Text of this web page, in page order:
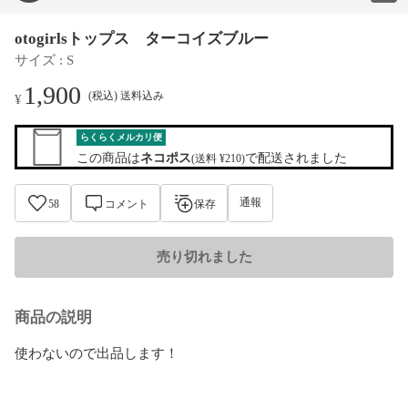
otogirlsトップス ターコイズブルー
サイズ : S
¥ 1,900 (税込) 送料込み
らくらくメルカリ便
この商品はネコポス(送料 ¥210)で配送されました
58 コメント 保存 通報
売り切れました
商品の説明
使わないので出品します！